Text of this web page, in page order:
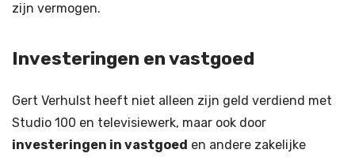
zijn vermogen.
Investeringen en vastgoed
Gert Verhulst heeft niet alleen zijn geld verdiend met
Studio 100 en televisiewerk, maar ook door
investeringen in vastgoed en andere zakelijke